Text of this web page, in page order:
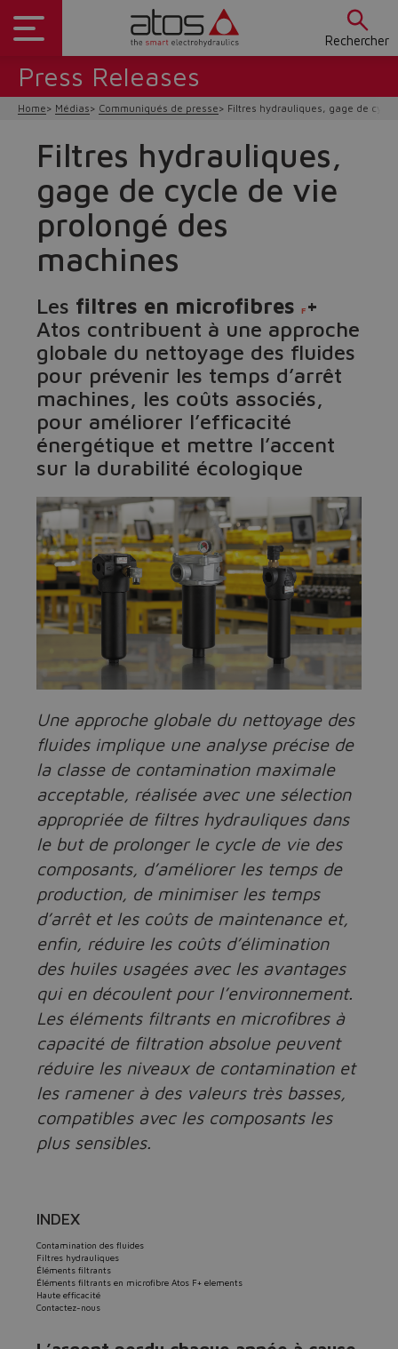
Rechercher
Press Releases
Home Médias Communiqués de presse Filtres hydrauliques, gage de
Filtres hydrauliques,
gage de cycle de vie
prolongé des
machines
Les filtres en microfibresF +
Atos contribuent à une approche
globale du nettoyage des fluides
pour prévenir les temps d’arrêt
machines, les coûts associés,
pour améliorer l’efficacité
énergétique et mettre l’accent
sur la durabilité écologique
Une approche globale du nettoyage des
fluides implique une analyse précise de
la classe de contamination maximale
acceptable, réalisée avec une sélection
appropriée de filtres hydrauliques dans
le but de prolonger le cycle de vie des
composants, d’améliorer les temps de
production, de minimiser les temps
d’arrêt et les coûts de maintenance et,
enfin, réduire les coûts d’élimination
des huiles usagées avec les avantages
qui en découlent pour l’environnement.
Les éléments filtrants en microfibres à
capacité de filtration absolue peuvent
réduire les niveaux de contamination et
les ramener à des valeurs très basses,
compatibles avec les composants les
plus sensibles.
INDEX
Contamination des fluides
Filtres hydrauliques
Éléments filtrants
Éléments filtrants en microfibre Atos F+ elements
Haute efficacité
Contactez-nous